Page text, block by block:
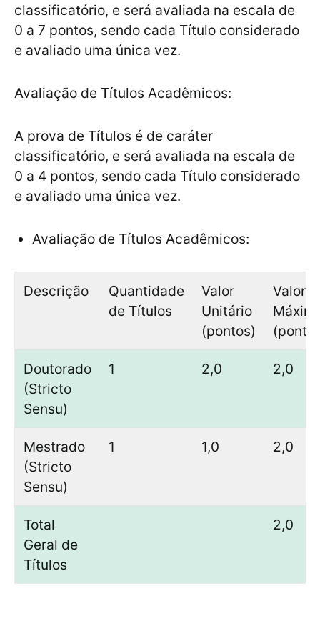
classificatório, e será avaliada na escala de
0 a 7 pontos, sendo cada Título considerado
e avaliado uma única vez.
Avaliação de Títulos Acadêmicos:
A prova de Títulos é de caráter
classificatório, e será avaliada na escala de
0 a 4 pontos, sendo cada Título considerado
e avaliado uma única vez.
Avaliação de Títulos Acadêmicos:
Descrição
Quantidade
de Títulos
Valor
Unitário
(pontos)
Valor
Doutorado
(Stricto
Sensu)
1 2,0 2,0
Mestrado
(Stricto
Sensu)
1 1,0 2,0
Total
Geral de
Títulos
2,0